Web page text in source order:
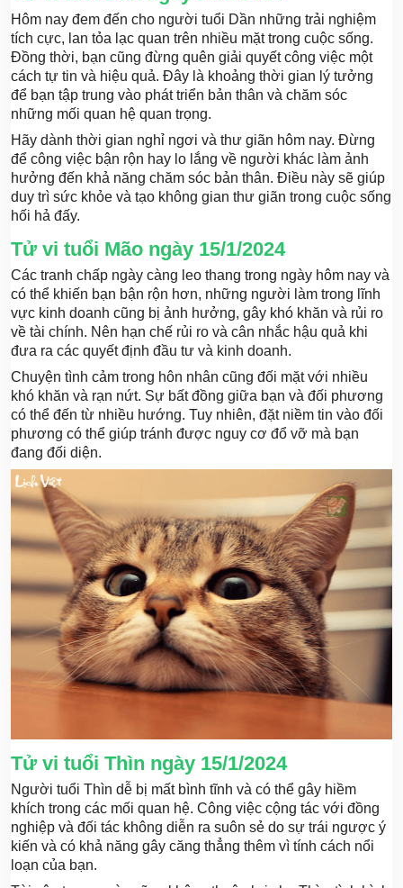
Hôm nay đem đến cho người tuổi Dần những trải nghiệm
tích cực, lan tỏa lạc quan trên nhiều mặt trong cuộc sống.
Đồng thời, bạn cũng đừng quên giải quyết công việc một
cách tự tin và hiệu quả. Đây là khoảng thời gian lý tưởng
để bạn tập trung vào phát triển bản thân và chăm sóc
những mối quan hệ quan trọng.
Hãy dành thời gian nghỉ ngơi và thư giãn hôm nay. Đừng
để công việc bận rộn hay lo lắng về người khác làm ảnh
hưởng đến khả năng chăm sóc bản thân. Điều này sẽ giúp
duy trì sức khỏe và tạo không gian thư giãn trong cuộc sống
hối hả đấy.
Tử vi tuổi Mão ngày 15/1/2024
Các tranh chấp ngày càng leo thang trong ngày hôm nay và
có thể khiến bạn bận rộn hơn, những người làm trong lĩnh
vực kinh doanh cũng bị ảnh hưởng, gây khó khăn và rủi ro
về tài chính. Nên hạn chế rủi ro và cân nhắc hậu quả khi
đưa ra các quyết định đầu tư và kinh doanh.
Chuyện tình cảm trong hôn nhân cũng đối mặt với nhiều
khó khăn và rạn nứt. Sự bất đồng giữa bạn và đối phương
có thể đến từ nhiều hướng. Tuy nhiên, đặt niềm tin vào đối
phương có thể giúp tránh được nguy cơ đổ vỡ mà bạn
đang đối diện.
Tử vi tuổi Thìn ngày 15/1/2024
Người tuổi Thìn dễ bị mất bình tĩnh và có thể gây hiềm
khích trong các mối quan hệ. Công việc cộng tác với đồng
nghiệp và đối tác không diễn ra suôn sẻ do sự trái ngược ý
kiến và có khả năng gây căng thẳng thêm vì tính cách nổi
loạn của bạn.